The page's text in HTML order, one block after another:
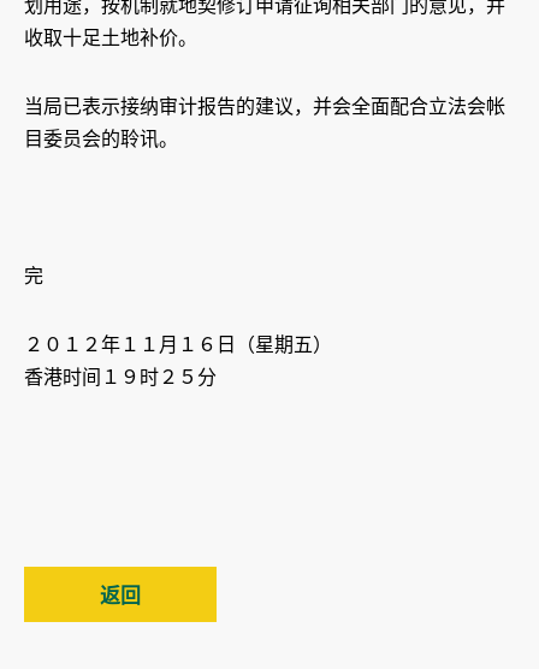
划用途，按机制就地契修订申请征询相关部门的意见，并
收取十足土地补价。
当局已表示接纳审计报告的建议，并会全面配合立法会帐
目委员会的聆讯。
完
２０１２年１１月１６日（星期五）
香港时间１９时２５分
返回